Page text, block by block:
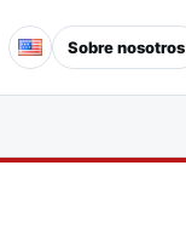
Sobre nosotros